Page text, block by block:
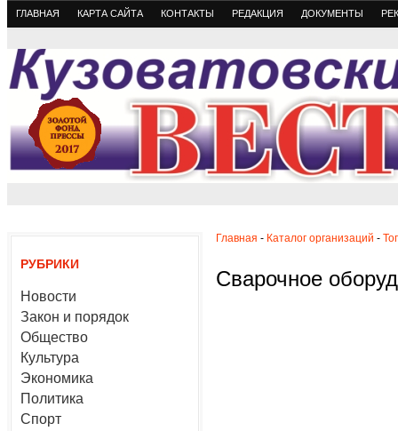
ГЛАВНАЯ КАРТА САЙТА КОНТАКТЫ РЕДАКЦИЯ ДОКУМЕНТЫ
РУБРИКИ
Новости
Закон и порядок
Общество
Культура
Экономика
Политика
Спорт
Главная - Каталог организаций -
Сварочное